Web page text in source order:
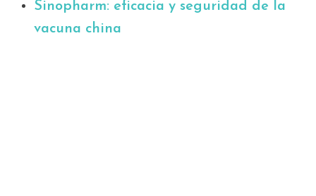
Sinopharm: eficacia y seguridad de la
vacuna china